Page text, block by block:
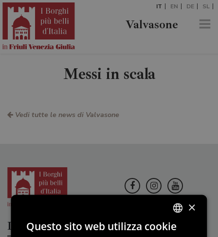
IT EN DE SL
Valvasone
Messi in scala
Vedi tutte le news di Valvasone
I Borghi più belli d'Italia in
×
Questo sito web utilizza cookie